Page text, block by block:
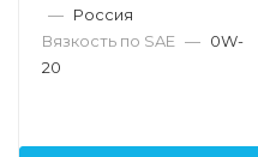
— Россия
Вязкость по SAE — 0W-
20